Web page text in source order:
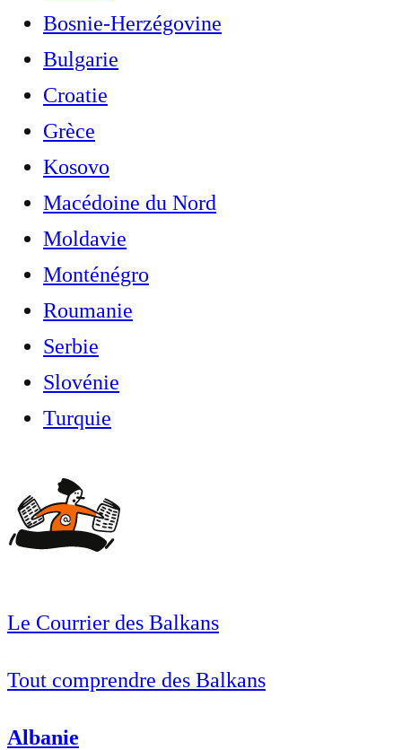
Bosnie-Herzégovine
Bulgarie
Croatie
Grèce
Kosovo
Macédoine du Nord
Moldavie
Monténégro
Roumanie
Serbie
Slovénie
Turquie
Le Courrier des Balkans
Tout comprendre des Balkans
Albanie